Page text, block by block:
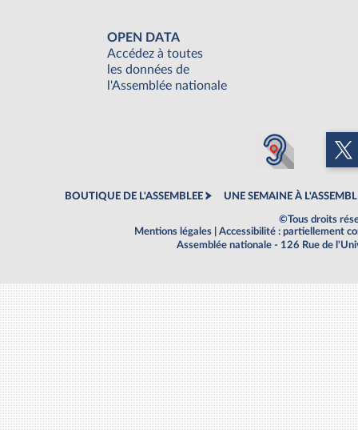
OPEN DATA
Accédez à toutes
les données de
l'Assemblée nationale
BOUTIQUE DE L'ASSEMBLEE UNE SEMAINE À
©Tous droits
Mentions légales
Accessibilité : partiellement
Assemblée nationale - 126 Rue de